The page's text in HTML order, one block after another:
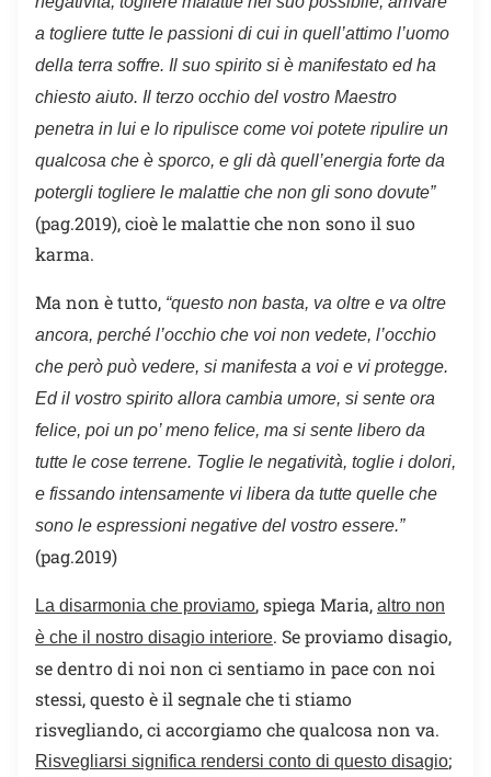
a togliere tutte le passioni di cui in quell’attimo l’uomo
della terra soffre. Il suo spirito si è manifestato ed ha
chiesto aiuto. Il terzo occhio del vostro Maestro
penetra in lui e lo ripulisce come voi potete ripulire un
qualcosa che è sporco, e gli dà quell’energia forte da
potergli togliere le malattie che non gli sono dovute”
(pag.2019), cioè le malattie che non sono il suo
karma.
Ma non è tutto, “questo non basta, va oltre e va oltre
ancora, perché l’occhio che voi non vedete, l’occhio
che però può vedere, si manifesta a voi e vi protegge.
Ed il vostro spirito allora cambia umore, si sente ora
felice, poi un po’ meno felice, ma si sente libero da
tutte le cose terrene. Toglie le negatività, toglie i dolori,
e fissando intensamente vi libera da tutte quelle che
sono le espressioni negative del vostro essere.”
(pag.2019)
La disarmonia che proviamo, spiega Maria, altro non
è che il nostro disagio interiore. Se proviamo disagio,
se dentro di noi non ci sentiamo in pace con noi
stessi, questo è il segnale che ti stiamo
risvegliando, ci accorgiamo che qualcosa non va.
Risvegliarsi significa rendersi conto di questo disagio;